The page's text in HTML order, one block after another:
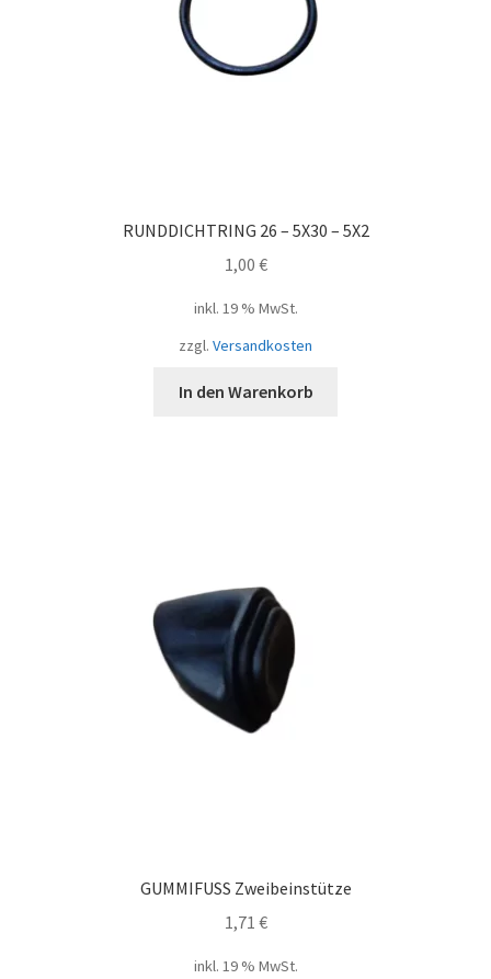
RUNDDICHTRING 26 – 5X30 – 5X2
1,00 €
inkl. 19 % MwSt.
zzgl. Versandkosten
In den Warenkorb
GUMMIFUSS Zweibeinstütze
1,71 €
inkl. 19 % MwSt.